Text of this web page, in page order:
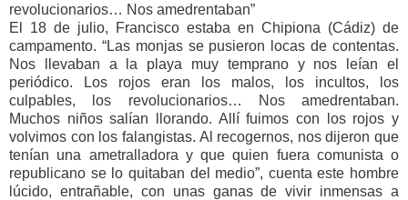
revolucionarios… Nos amedrentaban”
El 18 de julio, Francisco estaba en Chipiona (Cádiz) de
campamento. “Las monjas se pusieron locas de contentas.
Nos llevaban a la playa muy temprano y nos leían el
periódico. Los rojos eran los malos, los incultos, los
culpables, los revolucionarios… Nos amedrentaban.
Muchos niños salían llorando. Allí fuimos con los rojos y
volvimos con los falangistas. Al recogernos, nos dijeron que
tenían una ametralladora y que quien fuera comunista o
republicano se lo quitaban del medio”, cuenta este hombre
lúcido, entrañable, con unas ganas de vivir inmensas a